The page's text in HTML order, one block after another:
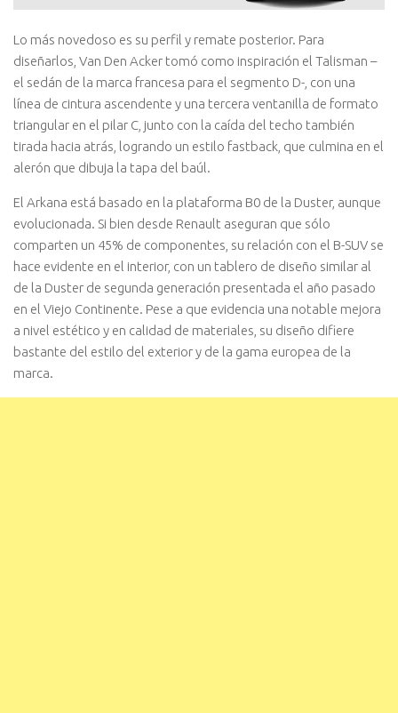
Lo más novedoso es su perfil y remate posterior. Para
diseñarlos, Van Den Acker tomó como inspiración el Talisman –
el sedán de la marca francesa para el segmento D-, con una
línea de cintura ascendente y una tercera ventanilla de formato
triangular en el pilar C, junto con la caída del techo también
tirada hacia atrás, logrando un estilo fastback, que culmina en el
alerón que dibuja la tapa del baúl.
El Arkana está basado en la plataforma B0 de la Duster, aunque
evolucionada. Si bien desde Renault aseguran que sólo
comparten un 45% de componentes, su relación con el B-SUV se
hace evidente en el interior, con un tablero de diseño similar al
de la Duster de segunda generación presentada el año pasado
en el Viejo Continente. Pese a que evidencia una notable mejora
a nivel estético y en calidad de materiales, su diseño difiere
bastante del estilo del exterior y de la gama europea de la
marca.